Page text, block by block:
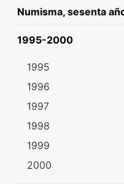
Numisma, sesenta
1995-2000
1995
1996
1997
1998
1999
2000